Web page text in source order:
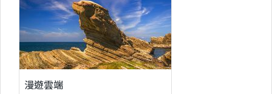
漫遊雲端